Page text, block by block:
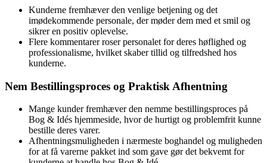
Kunderne fremhæver den venlige betjening og det
imødekommende personale, der møder dem med et smil og
sikrer en positiv oplevelse.
Flere kommentarer roser personalet for deres høflighed og
professionalisme, hvilket skaber tillid og tilfredshed hos
kunderne.
Nem Bestillingsproces og Praktisk Afhentning
Mange kunder fremhæver den nemme bestillingsproces på
Bog & Idés hjemmeside, hvor de hurtigt og problemfrit kunne
bestille deres varer.
Afhentningsmuligheden i nærmeste boghandel og muligheden
for at få varerne pakket ind som gave gør det bekvemt for